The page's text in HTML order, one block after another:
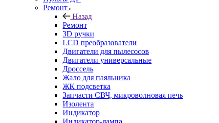
Ремонт
Назад
Ремонт
3D ручки
LCD преобразователи
Двигатели для пылесосов
Двигатели универсальные
Дроссель
Жало для паяльника
ЖК подсветка
Запчасти СВЧ, микроволновая печь
Изолента
Индикатор
Индикатор-лампа